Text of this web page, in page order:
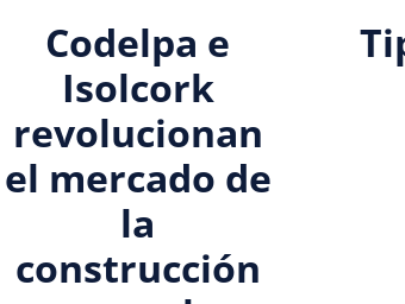
Codelpa e
Isolcork
revolucionan
el mercado de
la
construcción